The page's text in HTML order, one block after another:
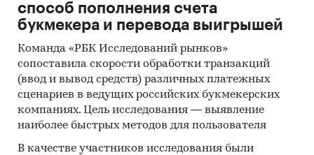
Потребительские услуги /
Коллективные закупки
Россия
способ пополнения счета
букмекера и перевода выигрышей
Команда «РБК Исследований рынков»
сопоставила скорости обработки транзакций
(ввод и вывод средств) различных платежных
сценариев в ведущих российских букмекерских
компаниях. Цель исследования — выявление
наиболее быстрых методов для пользователя
В качестве участников исследования были